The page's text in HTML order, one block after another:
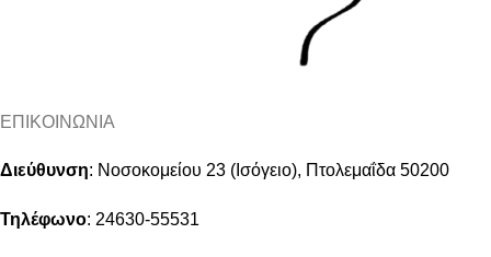
ΕΠΙΚΟΙΝΩΝΙΑ
Διεύθυνση: Νοσοκομείου 23 (Ισόγειο), Πτολεμαΐδα 50200
Τηλέφωνο: 24630-55531